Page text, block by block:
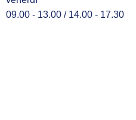
09.00 - 13.00 / 14.00 - 17.30